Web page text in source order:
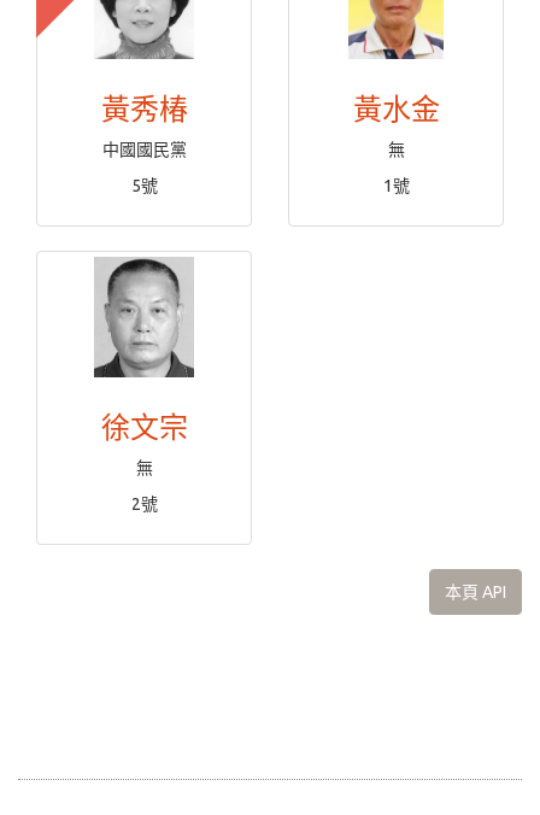
黃秀椿
中國國民黨
5號
黃水金
無
1號
徐文宗
無
2號
本頁 API